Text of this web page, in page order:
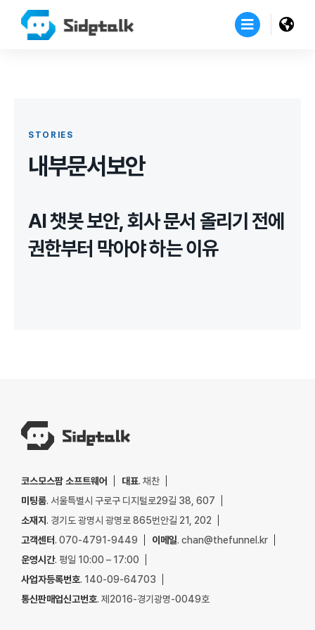
STORIES
내부문서보안
AI 챗봇 보안, 회사 문서 올리기 전에
권한부터 막아야 하는 이유
코스모스팜 소프트웨어 대표. 채찬
미팅룸. 서울특별시 구로구 디지털로29길 38, 607
소재지. 경기도 광명시 광명로 865번안길 21, 202
고객센터. 070-4791-9449 이메일. chan@thefunnel.kr
운영시간. 평일 10:00 – 17:00
사업자등록번호. 140-09-64703
통신판매업신고번호. 제2016-경기광명-0049호